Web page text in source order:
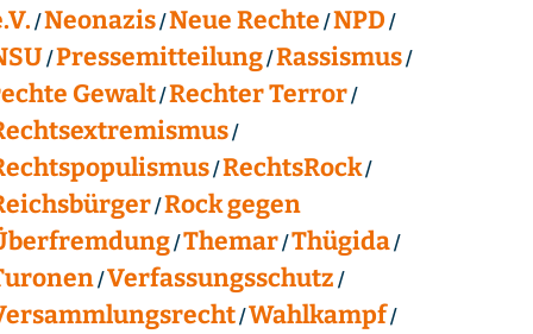
Neonazis Neue Rechte NPD
Pressemitteilung Rassismus
Gewalt Rechter Terror
RechtsRock
Rock gegen
Themar Thügida
Verfassungsschutz
Wahlkampf